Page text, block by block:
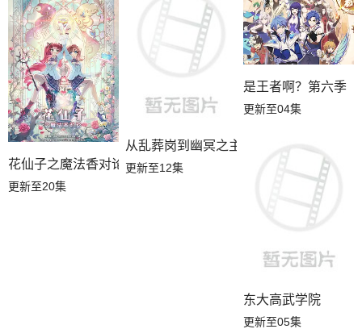
花仙子之魔法香对论
更新至20集
从乱葬岗到幽冥之主
更新至12集
是王者啊？第六季
更新至04集
东大高武学院
更新至05集